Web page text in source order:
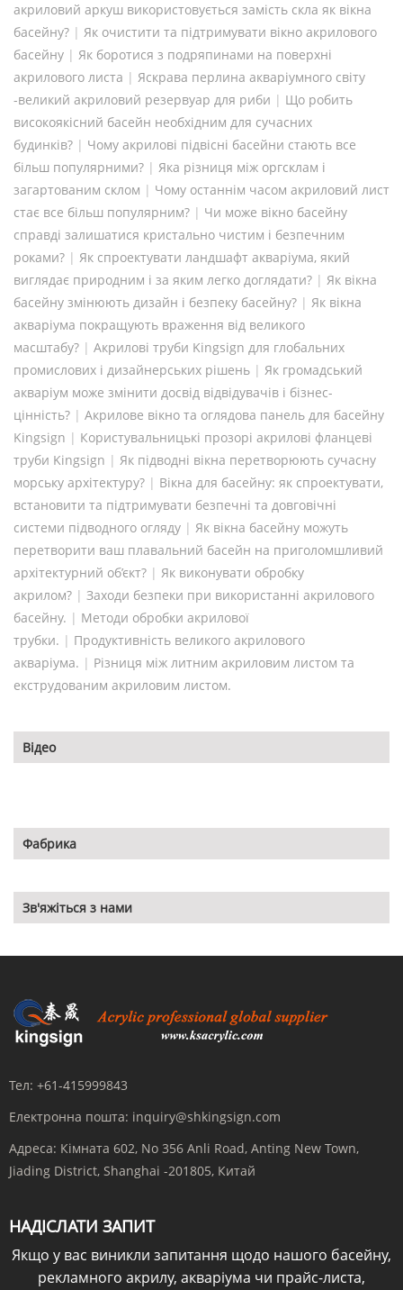
акриловий аркуш використовується замість скла як вікна
басейну? | Як очистити та підтримувати вікно акрилового
басейну | Як боротися з подряпинами на поверхні
акрилового листа | Яскрава перлина акваріумного світу
-великий акриловий резервуар для риби | Що робить
високоякісний басейн необхідним для сучасних
будинків? | Чому акрилові підвісні басейни стають все
більш популярними? | Яка різниця між оргсклам і
загартованим склом | Чому останнім часом акриловий лист
стає все більш популярним? | Чи може вікно басейну
справді залишатися кристально чистим і безпечним
роками? | Як спроектувати ландшафт акваріума, який
виглядає природним і за яким легко доглядати? | Як вікна
басейну змінюють дизайн і безпеку басейну? | Як вікна
акваріума покращують враження від великого
масштабу? | Акрилові труби Kingsign для глобальних
промислових і дизайнерських рішень | Як громадський
акваріум може змінити досвід відвідувачів і бізнес-
цінність? | Акрилове вікно та оглядова панель для басейну
Kingsign | Користувальницькі прозорі акрилові фланцеві
труби Kingsign | Як підводні вікна перетворюють сучасну
морську архітектуру? | Вікна для басейну: як спроектувати,
встановити та підтримувати безпечні та довговічні
системи підводного огляду | Як вікна басейну можуть
перетворити ваш плавальний басейн на приголомшливий
архітектурний об’єкт? | Як виконувати обробку
акрилом? | Заходи безпеки при використанні акрилового
басейну. | Методи обробки акрилової
трубки. | Продуктивність великого акрилового
акваріума. | Різниця між литним акриловим листом та
екструдованим акриловим листом.
Відео
Фабрика
Зв'яжіться з нами
Тел: +61-415999843
Електронна пошта: inquiry@shkingsign.com
Адреса: Кімната 602, No 356 Anli Road, Anting New Town,
Jiading District, Shanghai -201805, Китай
НАДІСЛАТИ ЗАПИТ
Якщо у вас виникли запитання щодо нашого басейну,
рекламного акрилу, акваріума чи прайс-листа,